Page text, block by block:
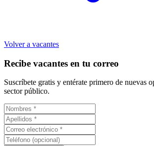
Volver a vacantes
Recibe vacantes en tu correo
Suscríbete gratis y entérate primero de nuevas
sector público.